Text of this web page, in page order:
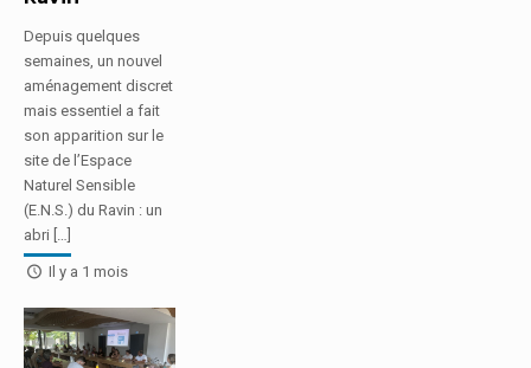
Depuis quelques
semaines, un nouvel
aménagement discret
mais essentiel a fait
son apparition sur le
site de l’Espace
Naturel Sensible
(E.N.S.) du Ravin : un
abri […]
Il y a 1 mois